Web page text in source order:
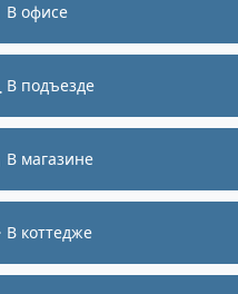
В офисе
В подъезде
В магазине
В коттедже